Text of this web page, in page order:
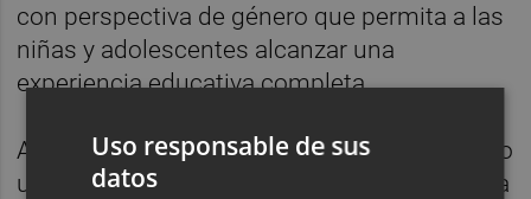
con perspectiva de género que permita a las
niñas y adolescentes alcanzar una
experiencia educativa completa.
Así mismo, el Gobierno Regional ha otorgado
una subvención para la emergencia contra la
Uso responsable de sus
datos